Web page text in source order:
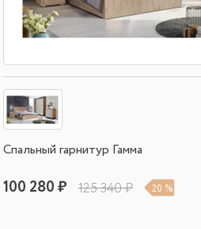
Спальный гарнитур Гамма
100 280 ₽ 125 340 ₽ 20 %